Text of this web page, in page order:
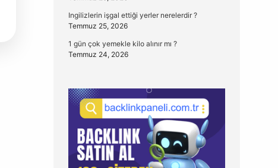
Ingilizlerin işgal ettiği yerler nerelerdir ?
Temmuz 25, 2026
1 gün çok yemekle kilo alınır mı ?
Temmuz 24, 2026